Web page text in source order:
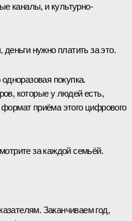
каналы, и культурно-
нужно платить за это.
покупка.
которые у людей есть,
приёма этого цифрового
за каждой семьёй.
Заканчиваем год,